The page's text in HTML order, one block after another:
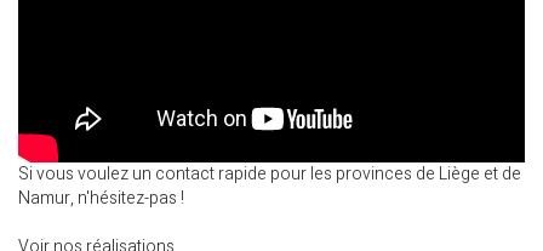
Si vous voulez un contact rapide pour les provinces de Liège et de
Namur, n'hésitez-pas !